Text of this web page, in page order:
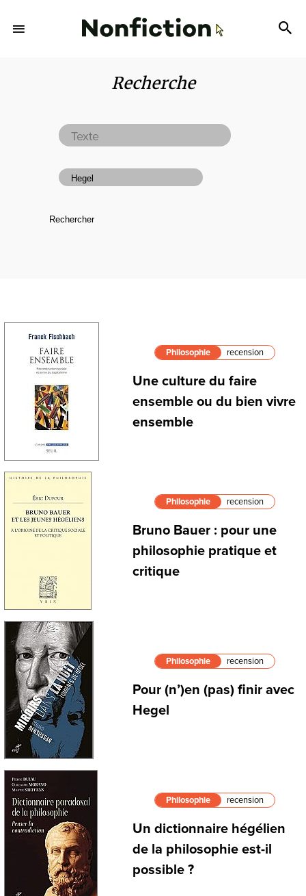
Recherche
Philosophie recension
Une culture du faire
ensemble ou du bien vivre
ensemble
Philosophie recension
Bruno Bauer : pour une
philosophie pratique et
critique
Philosophie recension
Pour (n’)en (pas) finir avec
Hegel
Philosophie recension
Un dictionnaire hégélien
de la philosophie est-il
possible ?